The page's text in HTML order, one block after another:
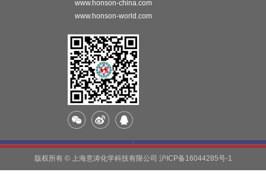
www.honson-china.com
www.honson-world.com
版权所有 © 上海意涛化学科技有限公司 沪ICP备16044285号-1